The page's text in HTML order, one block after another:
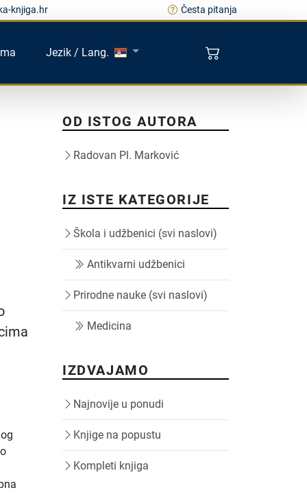
knjiga.hr Česta pitanja
Jezik / Lang.
OD ISTOG AUTORA
Radovan Pl. Marković
IZ ISTE KATEGORIJE
Škola i udžbenici (svi naslovi)
Antikvarni udžbenici
Prirodne nauke (svi naslovi)
Medicina
IZDVAJAMO
Najnovije u ponudi
Knjige na popustu
Kompleti knjiga